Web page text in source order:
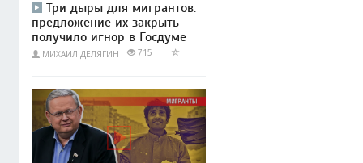
Три дыры для мигрантов:
предложение их закрыть
получило игнор в Госдуме
МИХАИЛ ДЕЛЯГИН 715